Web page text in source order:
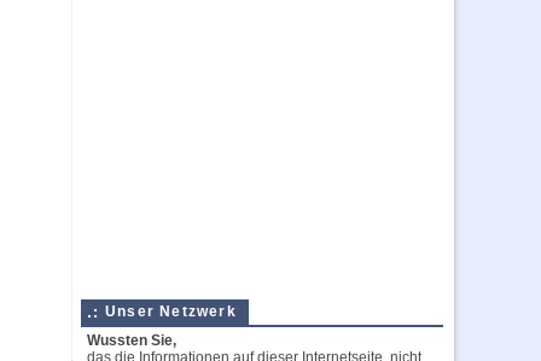
Unser Netzwerk
Wussten Sie,
das die Informationen auf dieser Internetseite, nicht